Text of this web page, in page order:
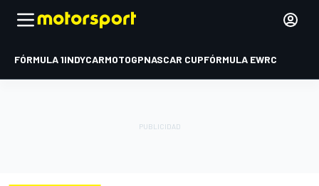
FÓRMULA 1INDYCARMOTOGPNASCAR CUPFÓRMULA EWRC